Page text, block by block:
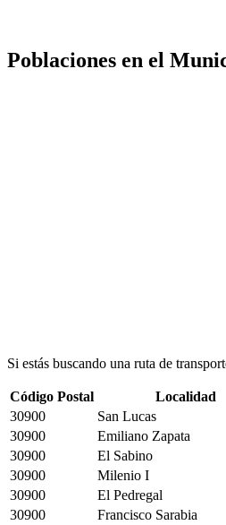
Poblaciones en el
Si estás buscando una ruta de
Código Postal
Localidad
30900
San Lucas
30900
Emiliano Zapata
30900
El Sabino
30900
Milenio I
30900
El Pedregal
30900
Francisco Sarabia